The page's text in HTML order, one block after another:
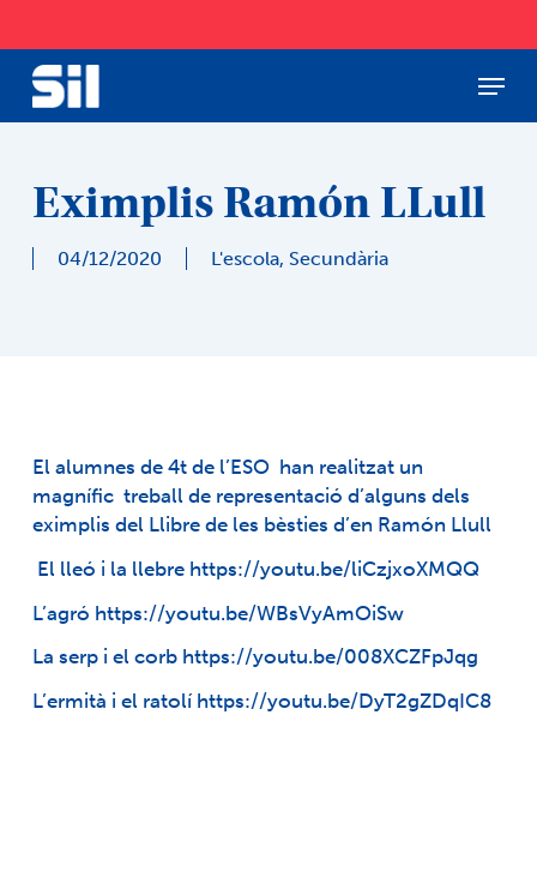
main
content
Menu
Eximplis Ramón LLull
04/12/2020 L'escola, Secundària
El alumnes de 4t de l’ESO han realitzat un
magnífic treball de representació d’alguns dels
eximplis del Llibre de les bèsties d’en Ramón Llull
El lleó i la llebre https://youtu.be/liCzjxoXMQQ
L’agró https://youtu.be/WBsVyAmOiSw
La serp i el corb https://youtu.be/008XCZFpJqg
L’ermità i el ratolí https://youtu.be/DyT2gZDqIC8
Close
Menu